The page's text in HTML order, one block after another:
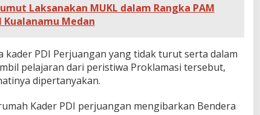
Laksanakan MUKL dalam Rangka PAM
Kualanamu Medan
kader PDI Perjuangan yang tidak turut serta dalam
pelajaran dari peristiwa Proklamasi tersebut,
dipertanyakan.
Kader PDI perjuangan mengibarkan Bendera